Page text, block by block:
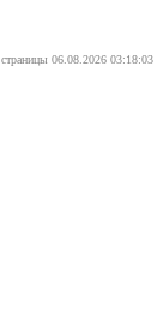
06.08.2026 03:18:03